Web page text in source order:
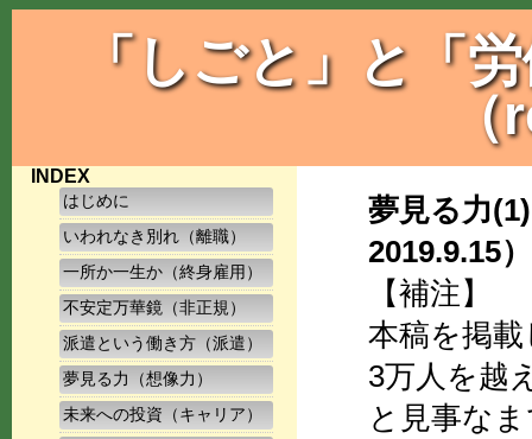
「しごと」と「
INDEX
はじめに
いわれなき別れ（離職）
一所か一生か（終身雇用）
不安定万華鏡（非正規）
派遣という働き方（派遣）
夢見る力（想像力）
未来への投資（キャリア）
夢見る力
2019.9.15）
【補注】
本稿を掲
3万人を越
と見事な